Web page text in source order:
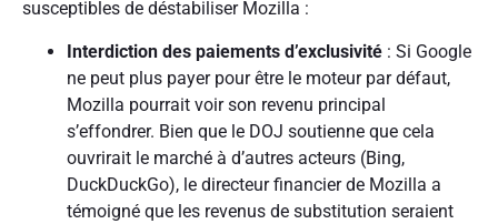
susceptibles de déstabiliser Mozilla :
Interdiction des paiements d’exclusivité : Si Google
ne peut plus payer pour être le moteur par défaut,
Mozilla pourrait voir son revenu principal
s’effondrer. Bien que le DOJ soutienne que cela
ouvrirait le marché à d’autres acteurs (Bing,
DuckDuckGo), le directeur financier de Mozilla a
témoigné que les revenus de substitution seraient